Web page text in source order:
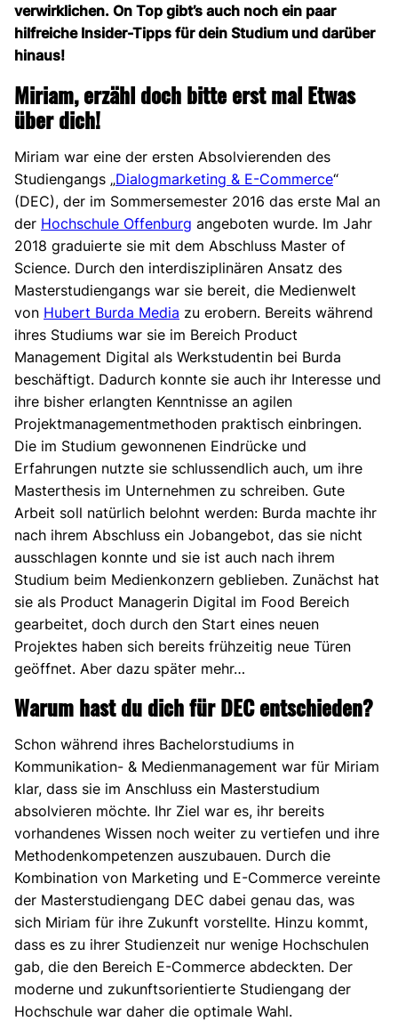
verwirklichen. On Top gibt’s auch noch ein paar
hilfreiche Insider-Tipps für dein Studium und darüber
hinaus!
Miriam, erzähl doch bitte erst mal Etwas
über dich!
Miriam war eine der ersten Absolvierenden des
Studiengangs „Dialogmarketing & E-Commerce“
(DEC), der im Sommersemester 2016 das erste Mal an
der Hochschule Offenburg angeboten wurde. Im Jahr
2018 graduierte sie mit dem Abschluss Master of
Science. Durch den interdisziplinären Ansatz des
Masterstudiengangs war sie bereit, die Medienwelt
von Hubert Burda Media zu erobern. Bereits während
ihres Studiums war sie im Bereich Product
Management Digital als Werkstudentin bei Burda
beschäftigt. Dadurch konnte sie auch ihr Interesse und
ihre bisher erlangten Kenntnisse an agilen
Projektmanagementmethoden praktisch einbringen.
Die im Studium gewonnenen Eindrücke und
Erfahrungen nutzte sie schlussendlich auch, um ihre
Masterthesis im Unternehmen zu schreiben. Gute
Arbeit soll natürlich belohnt werden: Burda machte ihr
nach ihrem Abschluss ein Jobangebot, das sie nicht
ausschlagen konnte und sie ist auch nach ihrem
Studium beim Medienkonzern geblieben. Zunächst hat
sie als Product Managerin Digital im Food Bereich
gearbeitet, doch durch den Start eines neuen
Projektes haben sich bereits frühzeitig neue Türen
geöffnet. Aber dazu später mehr…
Warum hast du dich für DEC entschieden?
Schon während ihres Bachelorstudiums in
Kommunikation- & Medienmanagement war für Miriam
klar, dass sie im Anschluss ein Masterstudium
absolvieren möchte. Ihr Ziel war es, ihr bereits
vorhandenes Wissen noch weiter zu vertiefen und ihre
Methodenkompetenzen auszubauen. Durch die
Kombination von Marketing und E-Commerce vereinte
der Masterstudiengang DEC dabei genau das, was
sich Miriam für ihre Zukunft vorstellte. Hinzu kommt,
dass es zu ihrer Studienzeit nur wenige Hochschulen
gab, die den Bereich E-Commerce abdeckten. Der
moderne und zukunftsorientierte Studiengang der
Hochschule war daher die optimale Wahl.